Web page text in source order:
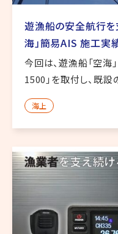
遊漁船の安全航行を
海」簡易AIS 施工実
今回は、遊漁船「空海
1500」を取付し、既
連携作業を行いまし
せることで、周囲を航
構成 […]
海上